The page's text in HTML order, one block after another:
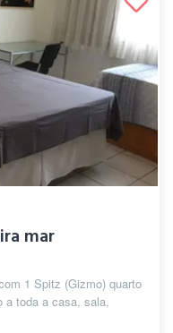
mar
1 Spitz (Gizmo) quarto
a toda a casa, sala,